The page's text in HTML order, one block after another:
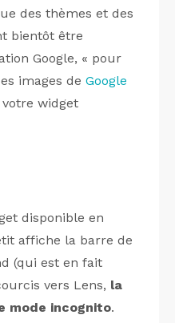
des thèmes et des
bientôt être
Google, « pour
images de Google
widget
disponible en
affiche la barre de
(qui est en fait
vers Lens, la
mode incognito.